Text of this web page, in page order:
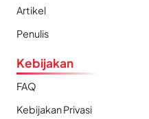
Artikel
Penulis
Kebijakan
FAQ
Kebijakan Privasi